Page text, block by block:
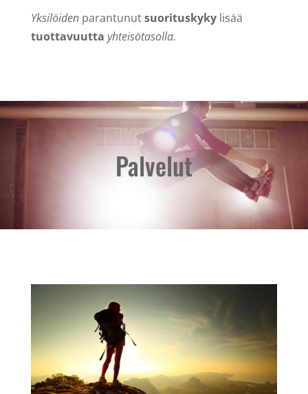
Yksilöidenparantunutsuorituskykylisää
tuottavuutta yhteisötasolla.
Palvelut